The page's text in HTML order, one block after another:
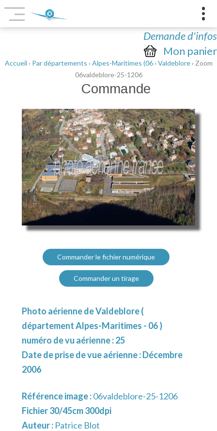
Demande d'infos
Mon panier
Accueil › Par départements › Alpes-Maritimes (06› Valdeblore› Zoom
06valdeblore-25-1206
Commande
Commander le fichier numérique
Commander un tirage
Photo aérienne de Valdeblore (
département Alpes-Maritimes - 06 )
numéro de vu aérienne : 25
Date de prise de vue aérienne : Décembre
2006
Référence image :06valdeblore-25-1206
Fichier 30/45cm 300dpi
Auteur : Patrice Blot